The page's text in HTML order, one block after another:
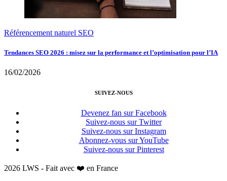
Référencement naturel SEO
Tendances SEO 2026 : misez sur la performance et l’optimisation pour l’IA
16/02/2026
SUIVEZ-NOUS
Devenez fan sur Facebook
Suivez-nous sur Twitter
Suivez-nous sur Instagram
Abonnez-vous sur YouTube
Suivez-nous sur Pinterest
2026 LWS - Fait avec ❤️ en France